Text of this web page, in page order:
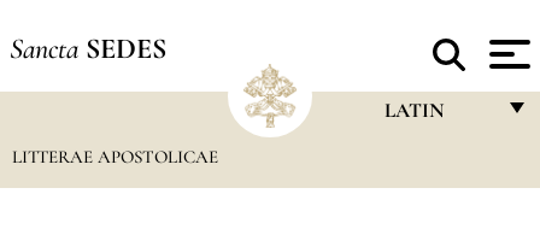
Sancta SEDES
LATIN
LITTERAE APOSTOLICAE